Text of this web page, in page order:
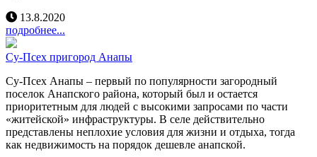
13.8.2020
подробнее...
Су-Псех пригород Анапы
Су-Псех Анапы – первый по популярности загородный
поселок Анапского района, который был и остается
приоритетным для людей с высокими запросами по части
«житейской» инфраструктуры. В селе действительно
представлены неплохие условия для жизни и отдыха, тогда
как недвижимость на порядок дешевле анапской.